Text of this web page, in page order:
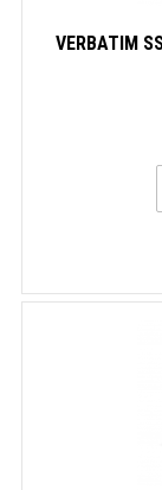
VERBATIM